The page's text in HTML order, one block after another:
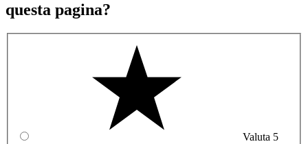
questa pagina?
Valuta 5